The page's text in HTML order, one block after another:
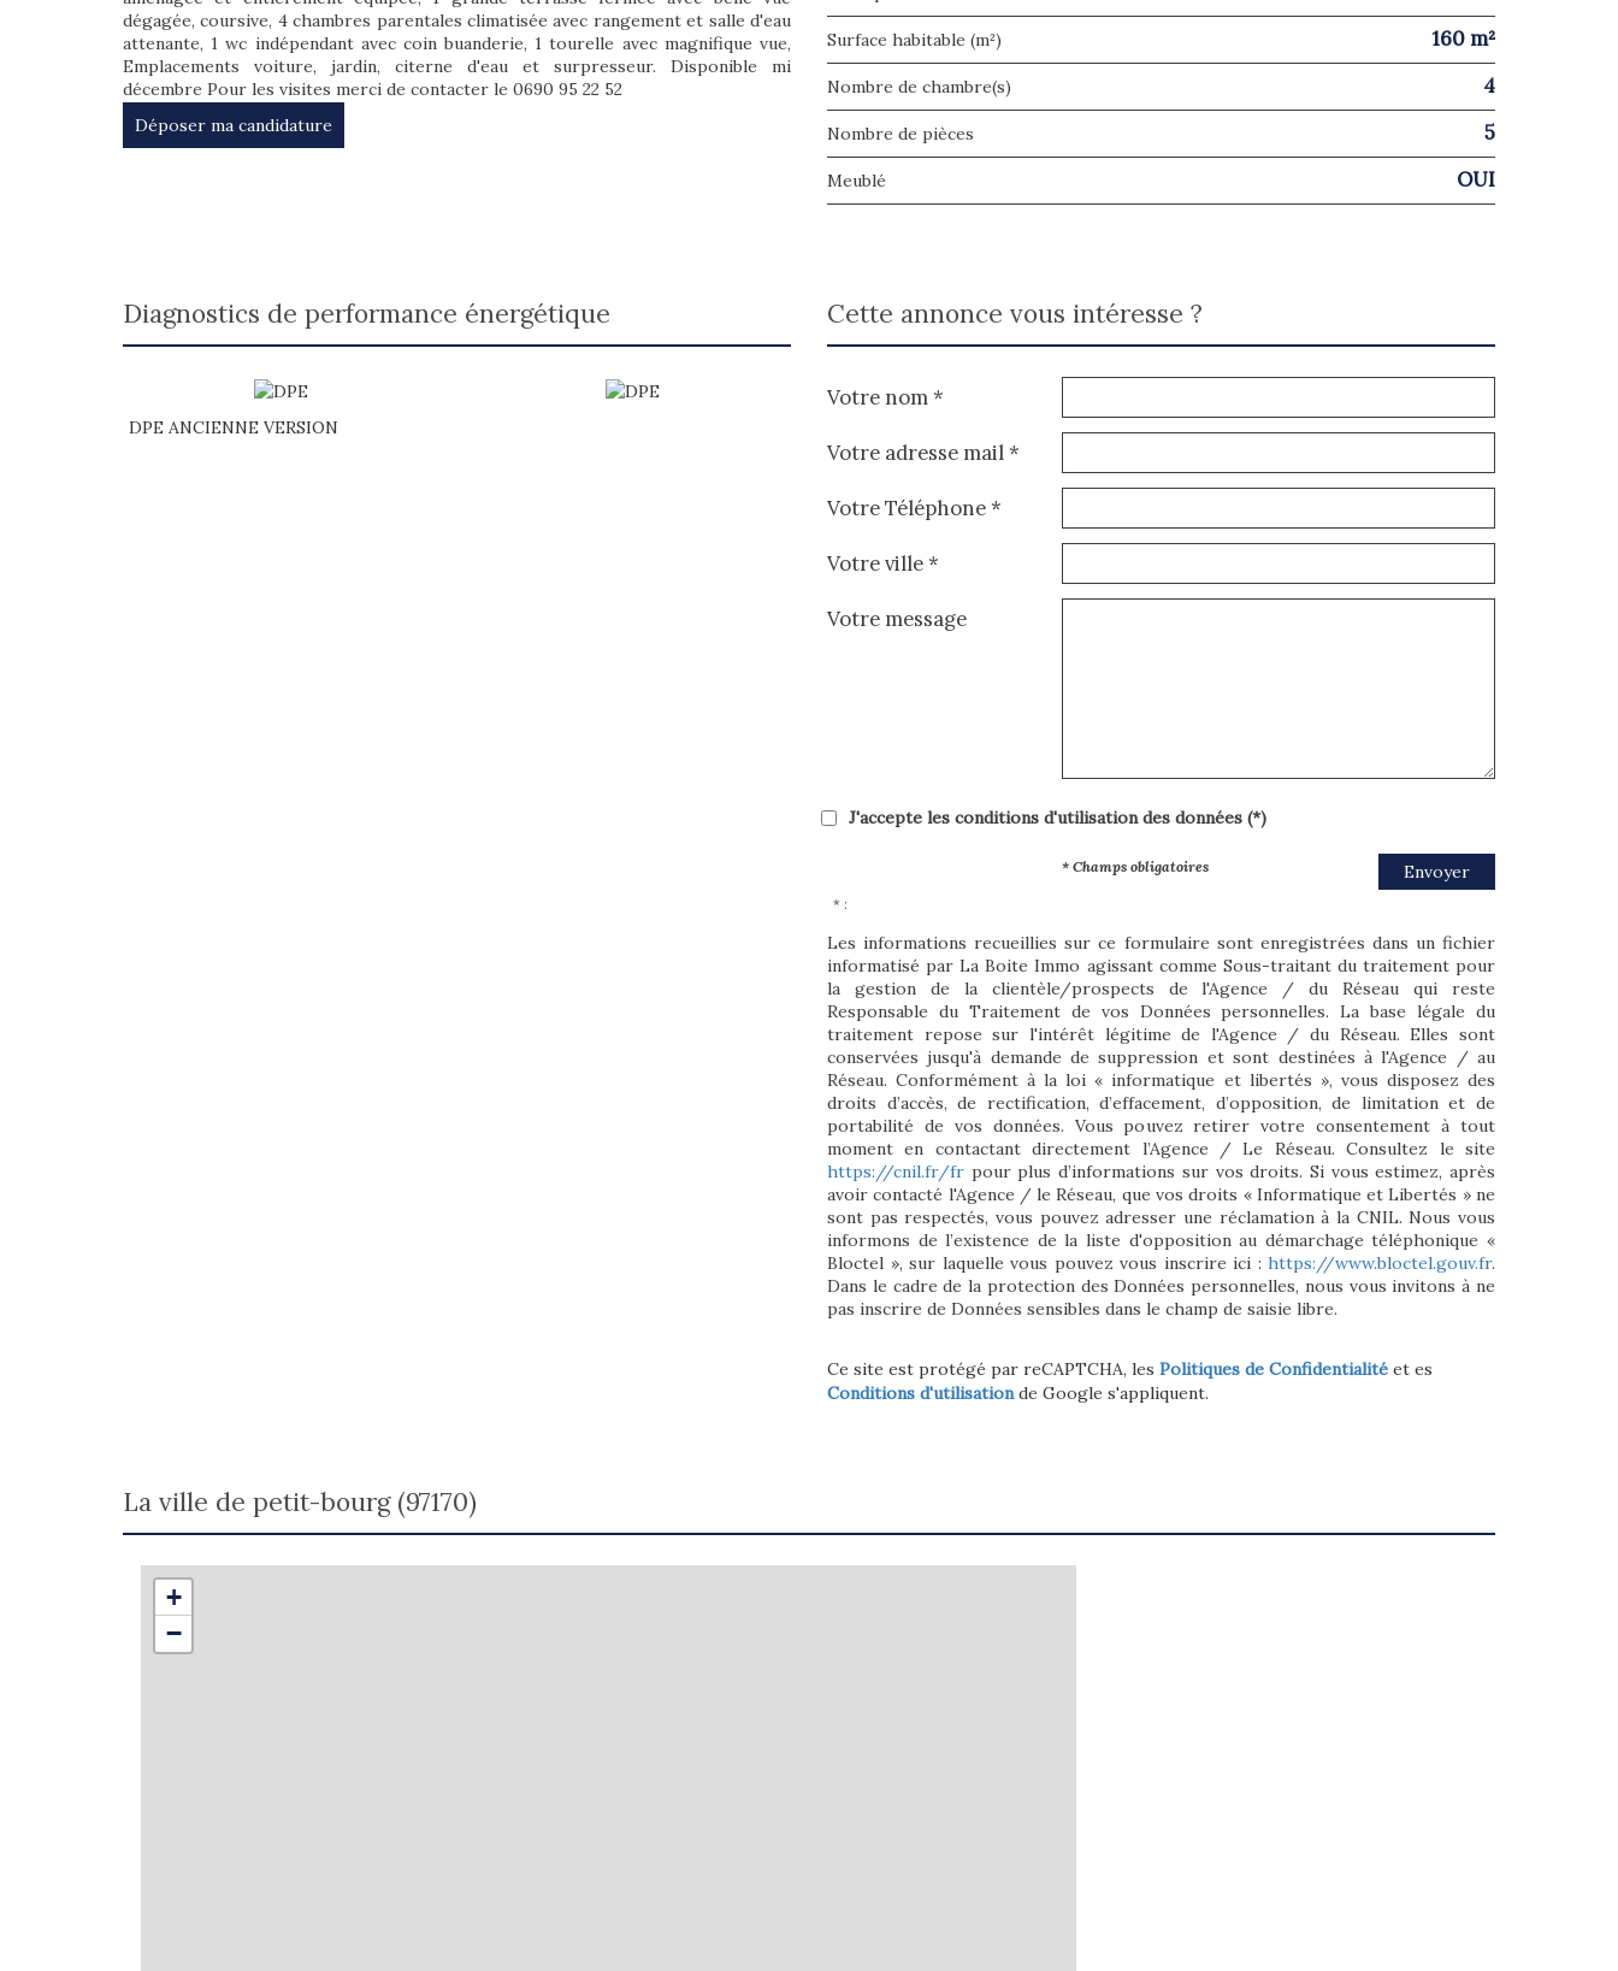
dégagée, coursive, 4 chambres parentales climatisée avec rangement et salle d'eau
attenante, 1 wc indépendant avec coin buanderie, 1 tourelle avec magnifique vue,
Emplacements voiture, jardin, citerne d'eau et surpresseur. Disponible mi
décembre Pour les visites merci de contacter le 0690 95 22 52
Déposer ma candidature
Surface habitable (m²) 160 m²
Nombre de chambre(s) 4
Nombre de pièces 5
Meublé OUI
diagnostics de performance énergétique
DPE ANCIENNE VERSION
cette annonce vous intéresse ?
Votre nom *
Votre adresse mail *
Votre Téléphone *
Votre ville *
Votre message
J'accepte les conditions d'utilisation des données (*)
Envoyer
* Champs obligatoires
* :
Les informations recueillies sur ce formulaire sont enregistrées dans un fichier
informatisé par La Boite Immo agissant comme Sous-traitant du traitement pour
la gestion de la clientèle/prospects de l'Agence / du Réseau qui reste
Responsable du Traitement de vos Données personnelles. La base légale du
traitement repose sur l'intérêt légitime de l'Agence / du Réseau. Elles sont
conservées jusqu'à demande de suppression et sont destinées à l'Agence / au
Réseau. Conformément à la loi « informatique et libertés », vous disposez des
droits d’accès, de rectification, d’effacement, d’opposition, de limitation et de
portabilité de vos données. Vous pouvez retirer votre consentement à tout
moment en contactant directement l’Agence / Le Réseau. Consultez le site
https://cnil.fr/fr pour plus d’informations sur vos droits. Si vous estimez, après
avoir contacté l'Agence / le Réseau, que vos droits « Informatique et Libertés » ne
sont pas respectés, vous pouvez adresser une réclamation à la CNIL. Nous vous
informons de l’existence de la liste d'opposition au démarchage téléphonique «
Bloctel », sur laquelle vous pouvez vous inscrire ici : https://www.bloctel.gouv.fr.
Dans le cadre de la protection des Données personnelles, nous vous invitons à ne
pas inscrire de Données sensibles dans le champ de saisie libre.
Ce site est protégé par reCAPTCHA, les Politiques de Confidentialité et es
Conditions d'utilisationde Google s'appliquent.
la ville de petit-bourg (97170)
+
−